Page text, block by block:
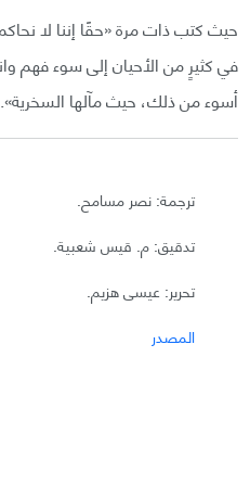
حيث كتب ذات مرة «حقًا إننا لا
في كثيرٍ من الأحيان إلى سوء فهم
أسوء من ذلك، حيث مآلها السخرية».
ترجمة: نصر مسامح.
تدقيق: م. قيس شعبية.
تحرير: عيسى هزيم.
المصدر